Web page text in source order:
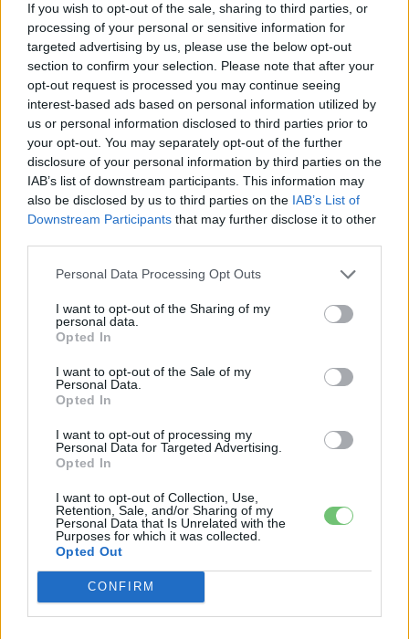
If you wish to opt-out of the sale, sharing to third parties, or
processing of your personal or sensitive information for
targeted advertising by us, please use the below opt-out
section to confirm your selection. Please note that after your
opt-out request is processed you may continue seeing
interest-based ads based on personal information utilized by
us or personal information disclosed to third parties prior to
your opt-out. You may separately opt-out of the further
disclosure of your personal information by third parties on the
IAB’s list of downstream participants. This information may
also be disclosed by us to third parties on the IAB’s List of
Downstream Participants that may further disclose it to other
Personal Data Processing Opt Outs
I want to opt-out of the Sharing of my
personal data.
Opted In
I want to opt-out of the Sale of my
Personal Data.
Opted In
I want to opt-out of processing my
Personal Data for Targeted Advertising.
Opted In
I want to opt-out of Collection, Use,
Retention, Sale, and/or Sharing of my
Personal Data that Is Unrelated with the
Purposes for which it was collected.
Opted Out
CONFIRM
weight:bold;” btn_font_size=”desktop:20px;”]
[ult_buttons btn_title=”Csatlakozz a legnagyobb
Magyar Elektromos autó tippek és kérdések
Facebook csoportunkhoz!”
btn_align=”ubtn-center” btn_size=”ubtn-block”
btn_title_color=”#3b5998″
btn_bg_color=”rgba(175,175,175,0.15)”
btn_hover=”ubtn-fade-bg” btn_anim_effect=”ulta-
icon_size=”30″ icon_color=”#3b5998″
btn_icon_pos=”ubtn-sep-icon-at-left”
btn_shadow_color=”#3b5998″
btn_shadow_color_hover=”#06c100″
btn_shadow_size=”2″ btn_font_size=”desktop:14px;”
btn_font_style=”font-weight:bold;”]
Kövesd az e-cars.hu-t a Facebookon is, további
tartalmakért!
CÍMKÉK Elektromos autó
Elektromos autó töltő hálózat